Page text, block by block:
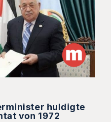
huldigte
von 1972